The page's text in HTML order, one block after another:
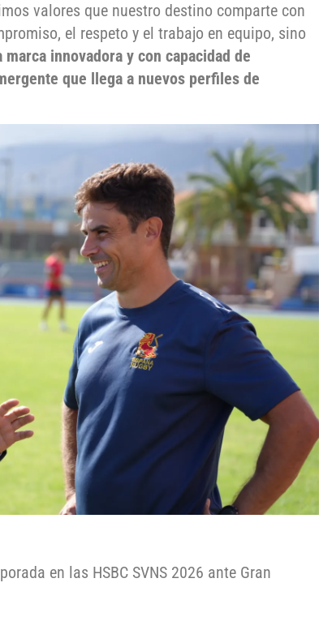
valores que nuestro destino comparte con
el respeto y el trabajo en equipo, sino
innovadora y con capacidad de
que llega a nuevos perfiles de
en las HSBC SVNS 2026 ante Gran